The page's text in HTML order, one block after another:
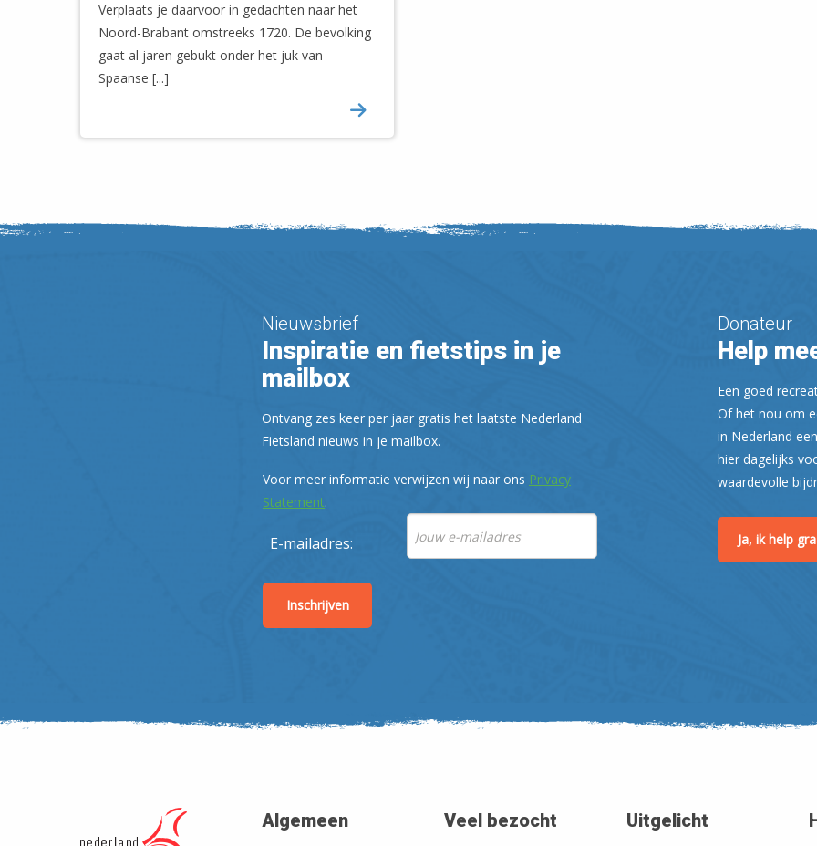
Verplaats je daarvoor in gedachten naar het
Noord-Brabant omstreeks 1720. De bevolking
gaat al jaren gebukt onder het juk van
Spaanse [...]
Nieuwsbrief
Inspiratie en fietstips in je
mailbox
Ontvang zes keer per jaar gratis het laatste Nederland
Fietsland nieuws in je mailbox.
Voor meer informatie verwijzen wij naar ons Privacy
Statement.
E-mailadres:
Donateur
Help
Een goed
Of het nou om
in Nederland
hier dagelijks
waardevolle
Ja, ik help
Algemeen Veel bezocht Uitgelicht